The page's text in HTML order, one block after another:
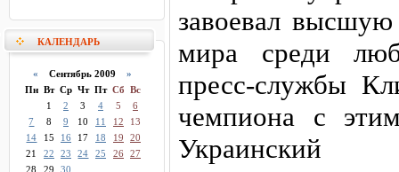
КАЛЕНДАРЬ
« Сентябрь 2009»
Пн Вт Ср Чт Пт Сб Вс
1
2 3 4 5
6
7
8 9 10 11 12
13
14
15 16 17 18 19
20
21
22 23 24 25 26 27
28
29 30
завоевал
мира среди
пресс-службы
чемпиона с
Украинский